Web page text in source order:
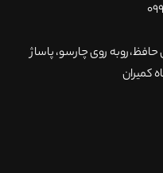
حافظ،روبه روی چارسو، پاساژ